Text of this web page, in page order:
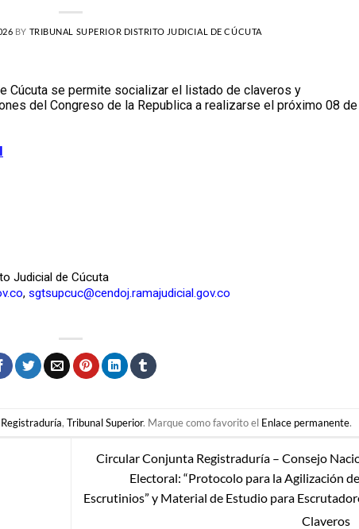
BY TRIBUNAL SUPERIOR DISTRITO JUDICIAL DE CÚCUTA
Cúcuta se permite socializar el listado de claveros y
del Congreso de la Republica a realizarse el próximo 08 de
Judicial de Cúcuta
, sgtsupcuc@cendoj.ramajudicial.gov.co
Registraduría, Tribunal Superior. Marque como favorito el Enlace permanente.
Circular Conjunta Registraduría – Consejo
Electoral: “Protocolo para la Agilización
Escrutinios” y Material de Estudio para
Claveros